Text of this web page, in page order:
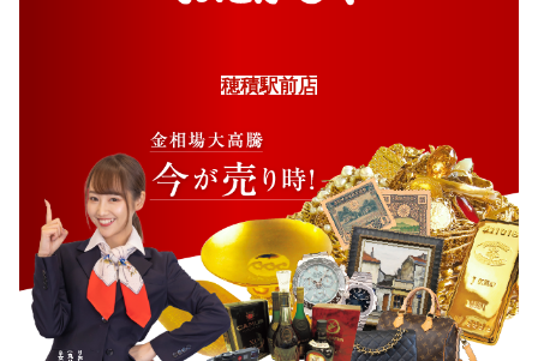
穂積駅前店